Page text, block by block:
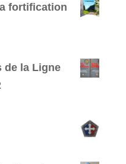
fortification
de la Ligne